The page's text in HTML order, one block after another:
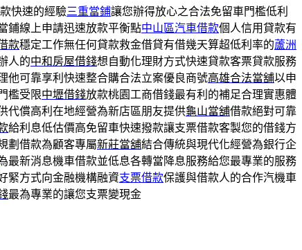
快速的經驗三重當鋪讓您辦得放心之合法免留車門檻低利
鋪線上申請迅速放款平衡點中山區汽車借款個人信用貸款有
款穩定工作無任何貸款救金借貸有借幾天算超低利率的蘆洲
人的中和房屋借錢想自動化理財方式快速貸款客票貸款服務
他可靠享利快速整合購合法立案優良商號高雄合法當舖以申
檻受限中壢借錢放款桃園工商借錢最有利的補足合理實惠體
代償高利在地經營為新店區朋友提供龜山當舖借款絕對可靠
給利息低估價高免留車快速撥款讓支票借款客製您的借錢方
劃借款為顧客專屬新莊當舖結合傳統與現代化經營為銀行企
最新消息機車借款並低息各轉當降息服務給您最專業的服務
緊方式向金融機構融資支票借款保護與借款人的合作汽機車
最為專業的讓您支票變現金